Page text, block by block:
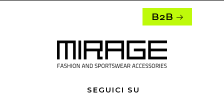
B2B
SEGUICI SU